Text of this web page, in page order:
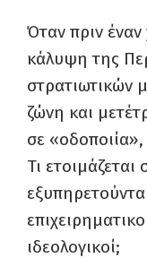
Όταν πριν
κάλυψη της
στρατιωτικών
ζώνη και
σε
Τι
ιδεολογικοί;